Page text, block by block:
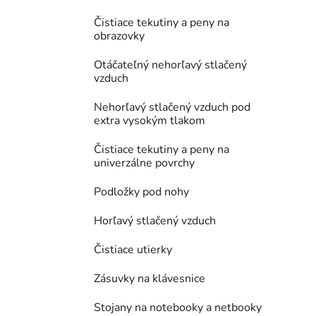
Čistiace tekutiny a peny na
obrazovky
Otáčateľný nehorľavý stlačený
vzduch
Nehorľavý stlačený vzduch pod
extra vysokým tlakom
Čistiace tekutiny a peny na
univerzálne povrchy
Podložky pod nohy
Horľavý stlačený vzduch
Čistiace utierky
Zásuvky na klávesnice
Stojany na notebooky a netbooky